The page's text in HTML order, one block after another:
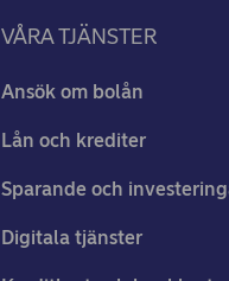
VÅRA TJÄNSTER
Ansök om bolån
Lån och krediter
Sparande och
Digitala tjänster